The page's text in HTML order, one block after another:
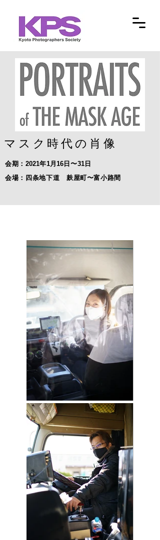
マスク時代の肖像
​会期： 2021年1月16 日〜31日
​会場：四条地下道 麸屋町〜富小路間